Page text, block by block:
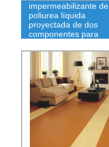
impermeabilizante de
poliurea líquida
proyectada de dos
componentes para